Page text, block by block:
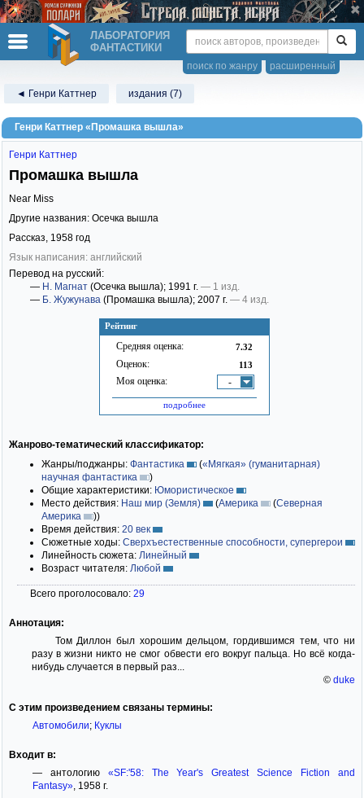
ЛАБОРАТОРИЯ
ФАНТАСТИКИ
расширенный
поиск по жанру
◄ Генри Каттнер издания (7)
Генри Каттнер «Промашка вышла»
Рейтинг
Средняя оценка: 7.32
Оценок: 113
Моя оценка: -
подробнее
Генри Каттнер
Промашка вышла
Near Miss
Другие названия: Осечка вышла
Рассказ, 1958 год
Язык написания: английский
Перевод на русский:
— Н. Магнат (Осечка вышла); 1991 г. — 1 изд.
— Б. Жужунава (Промашка вышла); 2007 г. — 4 изд.
Жанрово-тематический классификатор:
Жанры/поджанры: Фантастика («Мягкая» (гуманитарная)
научная фантастика
)
Общие характеристики: Юмористическое
Место действия: Наш мир (Земля) (Америка (Северная
Америка
))
Время действия: 20 век
Сюжетные ходы: Сверхъестественные способности, супергерои
Линейность сюжета: Линейный
Возраст читателя: Любой
Всего проголосовало: 29
Аннотация:
Том Диллон был хорошим дельцом, гордившимся тем, что ни
разу в жизни никто не смог обвести его вокруг пальца. Но всё когда-
нибудь случается в первый раз...
© duke
С этим произведением связаны термины:
Автомобили; Куклы
Входит в:
— антологию «SF:'58: The Year's Greatest Science Fiction and
Fantasy», 1958 г.